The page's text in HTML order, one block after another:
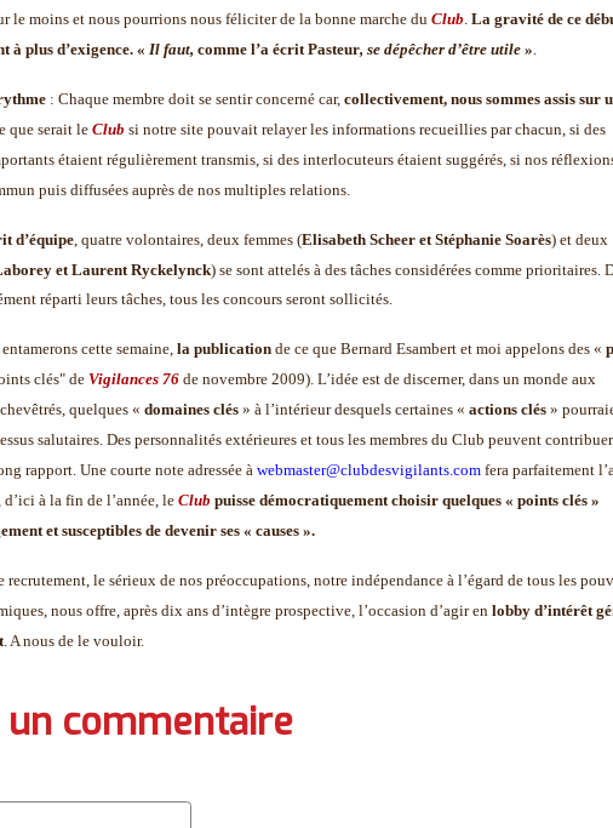
le moins et nous pourrions nous féliciter de la bonne marche du Club La gravité de ce
à plus d’exigence. « Il faut, comme l’a écrit Pasteur, se dépêcher d’être utile »
: Chaque membre doit se sentir concerné car, collectivement, nous sommes assis sur
que serait leClub si notre site pouvait relayer les informations recueillies par chacun, si des
étaient régulièrement transmis, si des interlocuteurs étaient suggérés, si nos
puis diffusées auprès de nos multiples relations.
d’équipe , quatre volontaires, deux femmes (Elisabeth Scheer et Stéphanie Soarès) et deux
et Laurent Ryckelynck) se sont attelés à des tâches considérées comme prioritaires.
réparti leurs tâches, tous les concours seront sollicités.
cette semaine, la publication de ce que Bernard Esambert et moi appelons des «
clés" de Vigilances 76 de novembre 2009). L’idée est de discerner, dans un monde aux
quelques « domaines clés » à l’intérieur desquels certaines « actions clés »
salutaires. Des personnalités extérieures et tous les membres du Club peuvent
rapport. Une courte note adressée à webmaster@clubdesvigilants.com fera parfaitement
à la fin de l’année, le Club puisse démocratiquement choisir quelques « points clés »
et susceptibles de devenir ses « causes ».
recrutement, le sérieux de nos préoccupations, notre indépendance à l’égard de tous les
nous offre, après dix ans d’intègre prospective, l’occasion d’agir en lobby d’intérêt
. A nous de le vouloir.
commentaire